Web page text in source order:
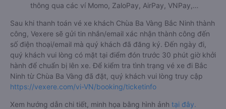
thông qua các ví Momo, ZaloPay, AirPay, VNPay,…
Sau khi thanh toán vé xe khách Chùa Ba Vàng Bắc Ninh thành
công, Vexere sẽ gửi tin nhắn/email xác nhận thành công đến
số điện thoại/email mà quý khách đã đăng ký. Đến ngày đi,
quý khách vui lòng có mặt tại điểm đón trước 30 phút giờ khởi
hành để chuẩn bị lên xe. Để kiểm tra tình trạng vé xe đi Bắc
Ninh từ Chùa Ba Vàng đã đặt, quý khách vui lòng truy cập
https://vexere.com/vi-VN/booking/ticketinfo
Xem hướng dẫn chi tiết, minh họa bằng hình ảnh tại đây.